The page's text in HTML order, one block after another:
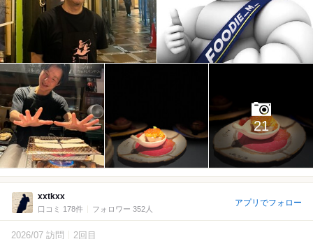
21
xxtkxx
口コミ 178件 フォロワー 352人
アプリでフォロー
2026/07 訪問 2回目